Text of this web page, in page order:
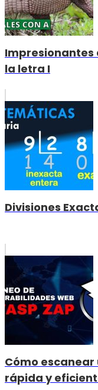
Impresionantes
la letra I
Divisiones
Cómo
rápida y